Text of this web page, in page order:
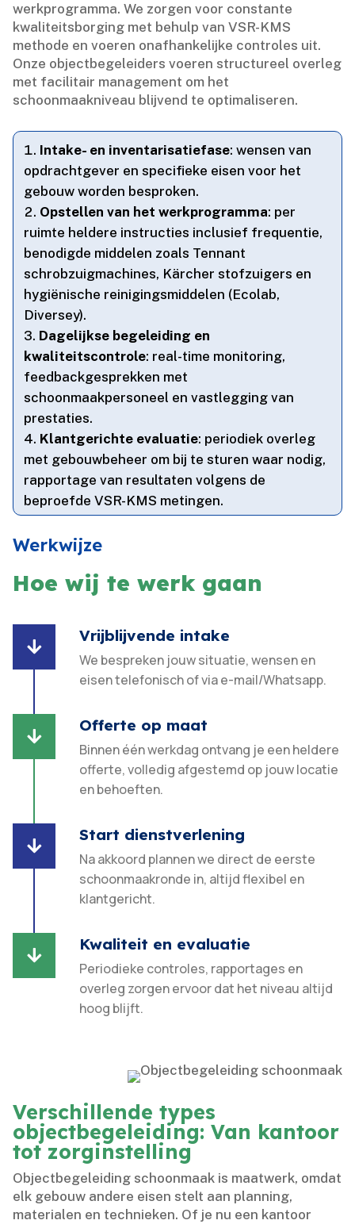
werkprogramma.​ We zorgen voor constante
kwaliteitsborging met behulp van VSR-KMS
methode en voeren onafhankelijke controles uit.​
Onze objectbegeleiders voeren structureel overleg
met facilitair management om het
schoonmaakniveau blijvend te optimaliseren.​
Intake- en inventarisatiefase: wensen van
opdrachtgever en specifieke eisen voor het
gebouw worden besproken.​
Opstellen van het werkprogramma: per
ruimte heldere instructies inclusief frequentie,
benodigde middelen zoals Tennant
schrobzuigmachines, Kärcher stofzuigers en
hygiënische reinigingsmiddelen (Ecolab,
Diversey).​
Dagelijkse begeleiding en
kwaliteitscontrole: real-time monitoring,
feedbackgesprekken met
schoonmaakpersoneel en vastlegging van
prestaties.​
Klantgerichte evaluatie: periodiek overleg
met gebouwbeheer om bij te sturen waar nodig,
rapportage van resultaten volgens de
beproefde VSR-KMS metingen.​
Werkwijze
Hoe wij te werk gaan

Vrijblijvende intake
We bespreken jouw situatie, wensen en
eisen telefonisch of via e-mail/Whatsapp.

Offerte op maat
Binnen één werkdag ontvang je een heldere
offerte, volledig afgestemd op jouw locatie
en behoeften.​

Start dienstverlening
Na akkoord plannen we direct de eerste
schoonmaakronde in, altijd flexibel en
klantgericht.​

Kwaliteit en evaluatie
Periodieke controles, rapportages en
overleg zorgen ervoor dat het niveau altijd
hoog blijft.​
Verschillende types
objectbegeleiding: Van kantoor
tot zorginstelling
Objectbegeleiding schoonmaak is maatwerk, omdat
elk gebouw andere eisen stelt aan planning,
materialen en technieken.​ Of je nu een kantoor